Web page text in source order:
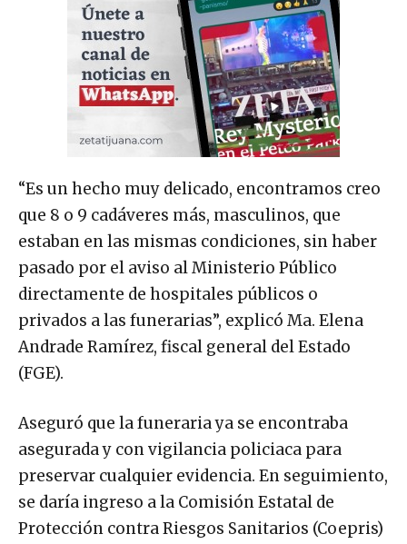
“Es un hecho muy delicado, encontramos creo
que 8 o 9 cadáveres más, masculinos, que
estaban en las mismas condiciones, sin haber
pasado por el aviso al Ministerio Público
directamente de hospitales públicos o
privados a las funerarias”, explicó Ma. Elena
Andrade Ramírez, fiscal general del Estado
(FGE).
Aseguró que la funeraria ya se encontraba
asegurada y con vigilancia policiaca para
preservar cualquier evidencia. En seguimiento,
se daría ingreso a la Comisión Estatal de
Protección contra Riesgos Sanitarios (Coepris)